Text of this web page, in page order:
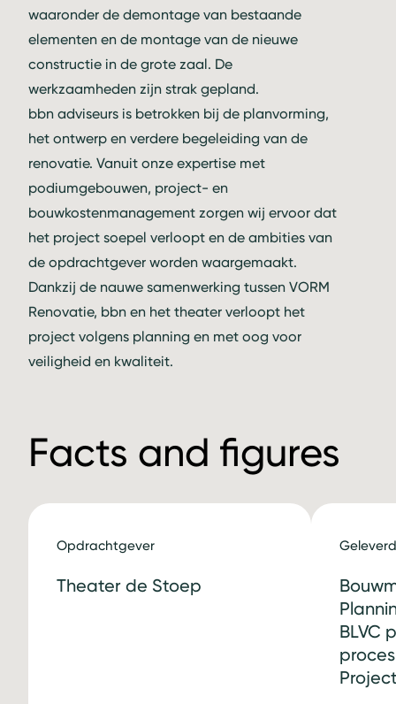
waaronder de demontage van bestaande
elementen en de montage van de nieuwe
constructie in de grote zaal. De
werkzaamheden zijn strak gepland.
bbn adviseurs is betrokken bij de planvorming,
het ontwerp en verdere begeleiding van de
renovatie. Vanuit onze expertise met
podiumgebouwen, project- en
bouwkostenmanagement zorgen wij ervoor dat
het project soepel verloopt en de ambities van
de opdrachtgever worden waargemaakt.
Dankzij de nauwe samenwerking tussen VORM
Renovatie, bbn en het theater verloopt het
project volgens planning en met oog voor
veiligheid en kwaliteit.
Facts and figures
Opdrachtgever
Theater de Stoep
BLVC